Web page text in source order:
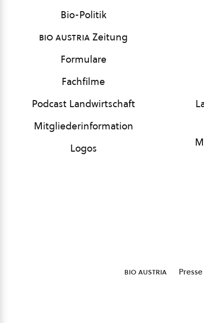
Bio-Politik
bio austriaZeitung
Formulare
Fachfilme
Podcast Landwirtschaft
Mitgliederinformation
Logos
bio austria Presse